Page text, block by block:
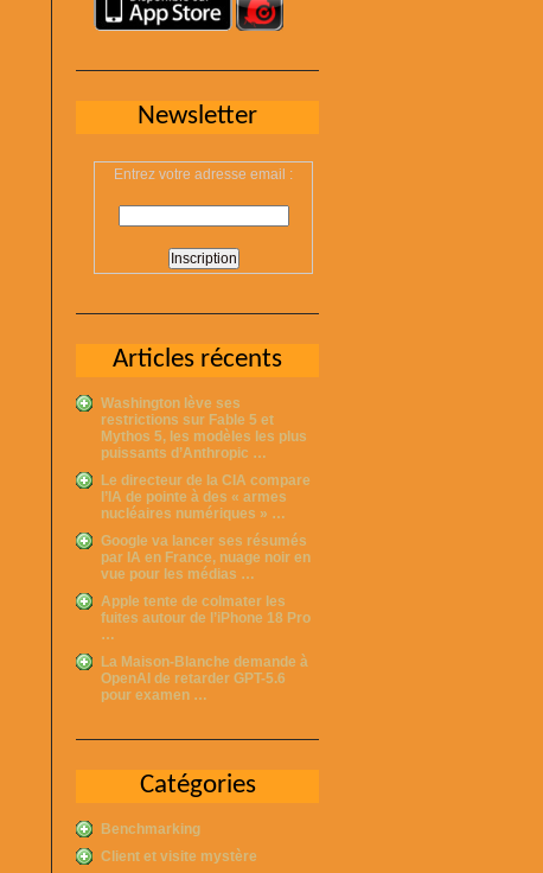
Newsletter
Entrez votre adresse email :
Articles récents
Washington lève ses
restrictions sur Fable 5 et
Mythos 5, les modèles les plus
puissants d’Anthropic …
Le directeur de la CIA compare
l’IA de pointe à des « armes
nucléaires numériques » …
Google va lancer ses résumés
par IA en France, nuage noir en
vue pour les médias …
Apple tente de colmater les
fuites autour de l’iPhone 18 Pro
…
La Maison-Blanche demande à
OpenAI de retarder GPT-5.6
pour examen …
Catégories
Benchmarking
Client et visite mystère